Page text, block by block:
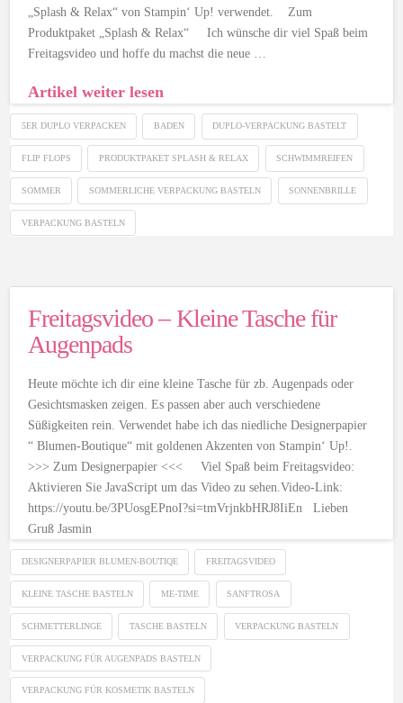
„Splash & Relax“ von Stampin‘ Up! verwendet. Zum
Produktpaket „Splash & Relax“ Ich wünsche dir viel Spaß beim
Freitagsvideo und hoffe du machst die neue …
Artikel weiter lesen
5ER DUPLO VERPACKEN BADEN DUPLO-VERPACKUNG BASTELT
FLIP FLOPS PRODUKTPAKET SPLASH & RELAX SCHWIMMREIFEN
SOMMER SOMMERLICHE VERPACKUNG BASTELN SONNENBRILLE
VERPACKUNG BASTELN
Freitagsvideo – Kleine Tasche für
Augenpads
Heute möchte ich dir eine kleine Tasche für zb. Augenpads oder
Gesichtsmasken zeigen. Es passen aber auch verschiedene
Süßigkeiten rein. Verwendet habe ich das niedliche Designerpapier
“ Blumen-Boutique“ mit goldenen Akzenten von Stampin‘ Up!.
>>> Zum Designerpapier <<< Viel Spaß beim Freitagsvideo:
Aktivieren Sie JavaScript um das Video zu sehen.Video-Link:
https://youtu.be/3PUosgEPnoI?si=tmVrjnkbHRJ8IiEn Lieben
Gruß Jasmin
DESIGNERPAPIER BLUMEN-BOUTIQE FREITAGSVIDEO
KLEINE TASCHE BASTELN ME-TIME SANFTROSA
SCHMETTERLINGE TASCHE BASTELN VERPACKUNG BASTELN
VERPACKUNG FÜR AUGENPADS BASTELN
VERPACKUNG FÜR KOSMETIK BASTELN